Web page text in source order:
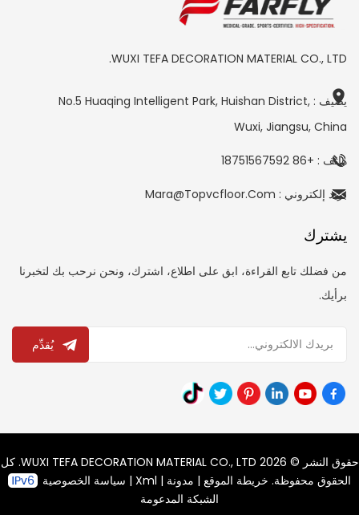
WUXI TEFA DECORATION MATERIAL CO., LTD.
يضيف : No.5 Huaqing Intelligent Park, Huishan District,
Wuxi, Jiangsu, China
هاتف : +86 18751567592
بريد إلكتروني : Mara@topvcfloor.com
يشترك
من فضلك تابع القراءة، ابق على اطلاع، اشترك، ونحن نرحب بك لتخبرنا
برأيك.
يُقدِّم
حقوق النشر © 2026 WUXI TEFA DECORATION MATERIAL CO., LTD. كل
الحقوق محفوظة. خريطة الموقع | مدونة |
Xml
| سياسة الخصوصية
الشبكة المدعومة